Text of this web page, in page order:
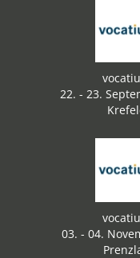
22. - 23.
03. - 04.